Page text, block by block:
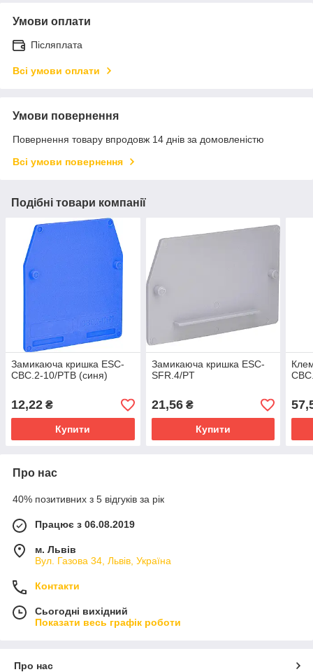
Умови оплати
Післяплата
Всі умови оплати
Умови повернення
Повернення товару впродовж 14 днів за домовленістю
Всі умови повернення
Подібні товари компанії
Замикаюча кришка ESC-
CBC.2-10/PTB (синя)
12,22 ₴
Купити
Замикаюча кришка ESC-
SFR.4/PT
21,56₴
Купити
Про нас
40% позитивних з 5 відгуків за рік
Працює з 06.08.2019
м. Львів
Вул. Газова 34, Львів, Україна
Контакти
Сьогодні вихідний
Показати весь графік роботи
Про нас